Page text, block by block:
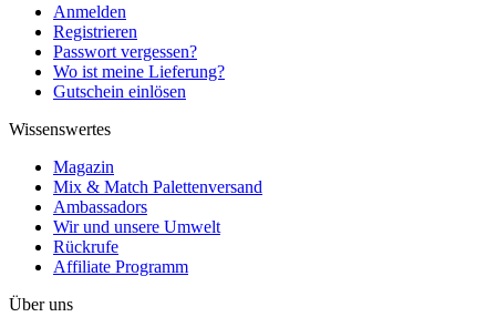
Anmelden
Registrieren
Passwort vergessen?
Wo ist meine Lieferung?
Gutschein einlösen
Wissenswertes
Magazin
Mix & Match Palettenversand
Ambassadors
Wir und unsere Umwelt
Rückrufe
Affiliate Programm
Über uns